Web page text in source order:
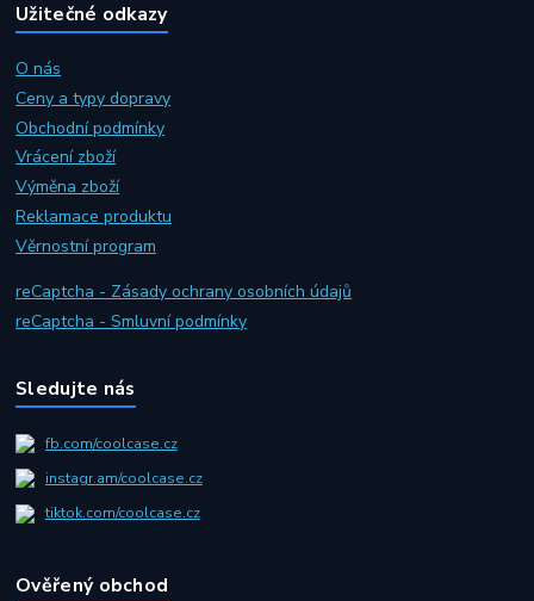
Užitečné odkazy
O nás
Ceny a typy dopravy
Obchodní podmínky
Vrácení zboží
Výměna zboží
Reklamace produktu
Věrnostní program
reCaptcha - Zásady ochrany osobních údajů
reCaptcha - Smluvní podmínky
Sledujte nás
fb.com/coolcase.cz
instagr.am/coolcase.cz
tiktok.com/coolcase.cz
Ověřený obchod